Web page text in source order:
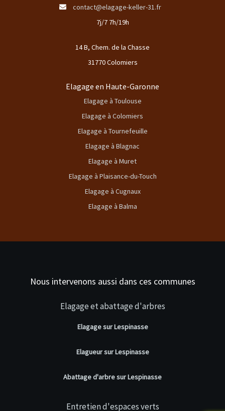
contact@elagage-keller-31.fr
7j/7 7h/19h
14 B, Chem. de la Chasse
31770 Colomiers
Elagage en Haute-Garonne
Elagage à Toulouse
Elagage à Colomiers
Elagage à Tournefeuille
Elagage à Blagnac
Elagage à Muret
Elagage à Plaisance-du-Touch
Elagage à Cugnaux
Elagage à Balma
Nous intervenons aussi dans ces communes
Elagage et abattage d'arbres
Elagage sur Lespinasse
Elagueur sur Lespinasse
Abattage d'arbre sur Lespinasse
Entretien d'espaces verts